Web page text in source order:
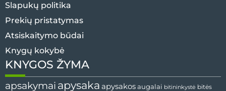
Slapukų politika
Prekių pristatymas
Atsiskaitymo būdai
Knygų kokybė
KNYGOS ŽYMA
apsakymai apysaka apysakos augalai bitininkystė bitės